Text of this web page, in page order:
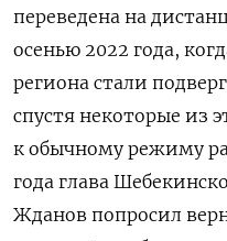
переведена на
осенью 2022 года,
региона стали
спустя некоторые из
к обычному режиму
года глава
Жданов попросил